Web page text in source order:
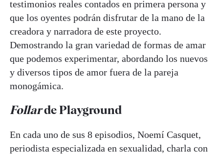
testimonios reales contados en primera persona y
que los oyentes podrán disfrutar de la mano de la
creadora y narradora de este proyecto.
Demostrando la gran variedad de formas de amar
que podemos experimentar, abordando los nuevos
y diversos tipos de amor fuera de la pareja
monogámica.
Follarde Playground
En cada uno de sus 8 episodios, Noemí Casquet,
periodista especializada en sexualidad, charla con